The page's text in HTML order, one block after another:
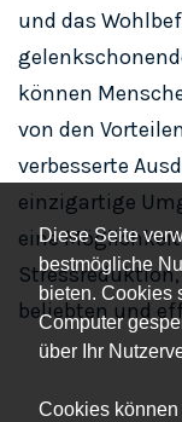
Diese Seite
bestmögliche
bieten. Cookies
Computer
über Ihr
Cookies können
und das
können
von den
verbesserte
einzigartige
eine
beliebten und